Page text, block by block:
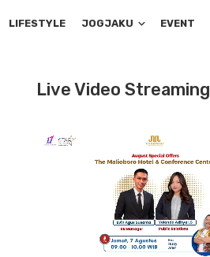
LIFESTYLE JOGJAKU EVENT
Live Video Streaming